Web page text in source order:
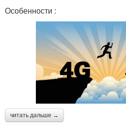
Особенности :
читать дальше →